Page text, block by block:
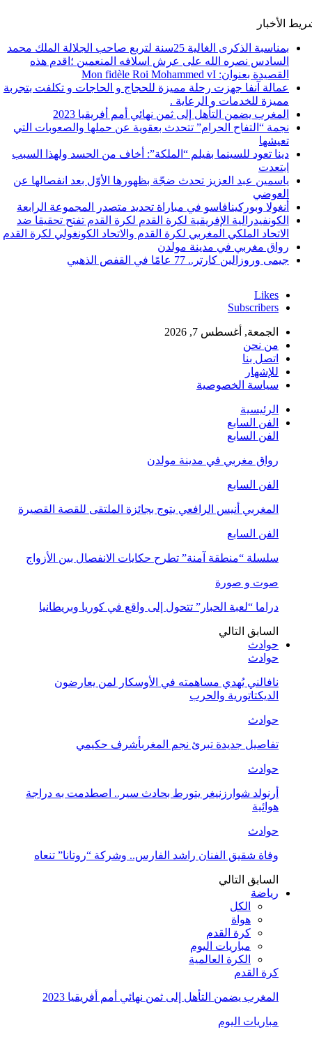
الأخبار
بمناسبة الذكرى الغالية 25سنة لتربع صاحب الجلالة الملك محمد
السادس نصره الله على عرش اسلافه المنعمين ؛اقدم هذه
القصيدة بعنوان: Mon fidèle Roi Mohammed vI
عمالة آنفا جهزت رحلة مميزة للحجاج و الحاجات و تكلفت بتجربة
مميزة للخدمات و الرعاية .
المغرب يضمن التأهل إلى ثمن نهائي أمم أفريقيا 2023
نجمة “التفاح الحرام” تتحدث بعقوية عن حملها والصعوبات التي
تعيشها
دينا تعود للسينما بفيلم “الملكة”: أخاف من الحسد ولهذا السبب
ابتعدت
ياسمين عبد العزيز تحدث ضجّة بظهورها الأوّل بعد انفصالها عن
العوضي
أنغولا وبوركينافاسو في مباراة تحديد متصدر المجموعة الرابعة
الكونفيدرالية الإفريقية لكرة القدم لكرة القدم تفتح تحقيقا ضد
الاتحاد الملكي المغربي لكرة القدم والاتحاد الكونغولي لكرة القدم
رواق مغربي في مدينة مولدن
جيمى وروزالين كارتر.. 77 عامًا في القفص الذهبي
Likes
Subscribers
الجمعة, أغسطس 7, 2026
من نحن
اتصل بنا
للإشهار
سياسة الخصوصية
الرئيسية
الفن السابع
الفن السابع
رواق مغربي في مدينة مولدن
الفن السابع
المغربي أنيس الرافعي يتوج بجائزة الملتقى للقصة القصيرة
الفن السابع
سلسلة “منطقة آمنة” تطرح حكايات الانفصال بين الأزواج
صوت و صورة
دراما “لعبة الحبار” تتحول إلى واقع في كوريا وبريطانيا
السابقالتالي
حوادث
حوادث
نافالني يُهدي مساهمته في الأوسكار لمن يعارضون
الديكتاتورية والحرب
حوادث
تفاصيل جديدة تبرئ نجم المغربأشرف حكيمي
حوادث
أرنولد شوارزنيغر يتورط بحادث سير.. اصطدمت به دراجة
هوائية
حوادث
وفاة شقيق الفنان راشد الفارس.. وشركة “روتانا” تنعاه
السابقالتالي
رياضة
الكل
هواة
كرة القدم
مباريات اليوم
الكرة العالمية
كرة القدم
المغرب يضمن التأهل إلى ثمن نهائي أمم أفريقيا 2023
مباريات اليوم